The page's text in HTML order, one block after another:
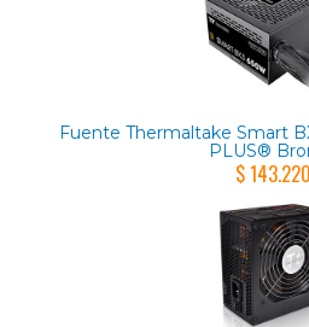
Fuente Thermaltake Smart
PLUS®
$ 143.220